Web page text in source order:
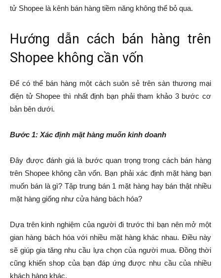
tử Shopee là kênh bán hàng tiềm năng không thể bỏ qua.
Hướng dẫn cách bán hàng trên
Shopee không cần vốn
Để có thể bán hàng một cách suôn sẻ trên sàn thương mại
điện tử Shopee thì nhất định bạn phải tham khảo 3 bước cơ
bản bên dưới.
Bước 1: Xác định mặt hàng muốn kinh doanh
Đây được đánh giá là bước quan trọng trong cách bán hàng
trên Shopee không cần vốn. Bạn phải xác định mặt hàng bạn
muốn bán là gì? Tập trung bán 1 mặt hàng hay bán thật nhiều
mặt hàng giống như cửa hàng bách hóa?
Dựa trên kinh nghiệm của người đi trước thì bạn nên mở một
gian hàng bách hóa với nhiều mặt hàng khác nhau. Điều này
sẽ giúp gia tăng nhu cầu lựa chọn của người mua. Đồng thời
cũng khiến shop của bạn đáp ứng được nhu cầu của nhiều
khách hàng khác.